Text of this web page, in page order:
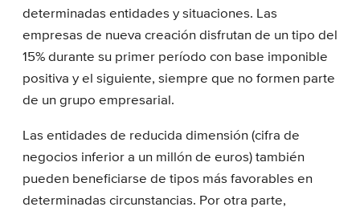
determinadas entidades y situaciones. Las
empresas de nueva creación disfrutan de un tipo del
15% durante su primer período con base imponible
positiva y el siguiente, siempre que no formen parte
de un grupo empresarial.
Las entidades de reducida dimensión (cifra de
negocios inferior a un millón de euros) también
pueden beneficiarse de tipos más favorables en
determinadas circunstancias. Por otra parte,